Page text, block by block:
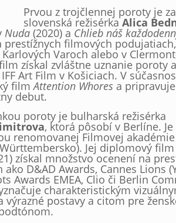
Prvou z trojčlennej poroty je
slovenská režisérkaAlica
Nuda (2020) a Chlieb náš
prestížnych filmových
Karlových Varoch alebo v
získal zvláštne uznanie poroty
Art Film v Košiciach. V
filmAttention Whores a
debut.
poroty je bulharská režisérka
, ktorá pôsobí v Berlíne. Je
renomovanej Filmovej
Jej diplomový
získal množstvo ocenení na
D&AD Awards, Cannes Lions
Awards EMEA, Clio či Berlin
charakteristickým
výrazné postavy a citom pre